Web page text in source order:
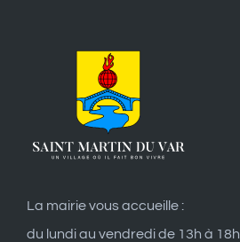
La mairie vous accueille :
du lundi au vendredi de 13h à 18h